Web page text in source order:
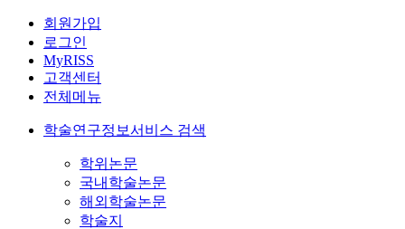
회원가입
로그인
MyRISS
고객센터
전체메뉴
학술연구정보서비스 검색
학위논문
국내학술논문
해외학술논문
학술지